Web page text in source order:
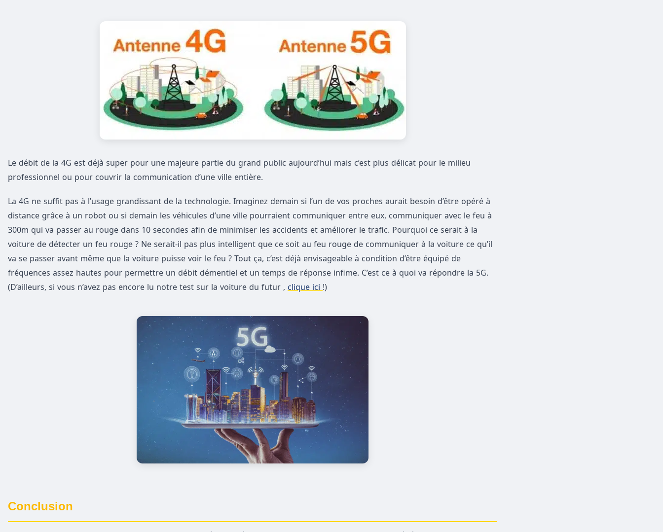
Le débit de la 4G est déjà super pour une majeure partie du grand public aujourd’hui mais c’est plus délicat pour le milieu
professionnel ou pour couvrir la communication d’une ville entière.
La 4G ne suffit pas à l’usage grandissant de la technologie. Imaginez demain si l’un de vos proches aurait besoin d’être opéré à
distance grâce à un robot ou si demain les véhicules d’une ville pourraient communiquer entre eux, communiquer avec le feu à
300m qui va passer au rouge dans 10 secondes afin de minimiser les accidents et améliorer le trafic. Pourquoi ce serait à la
voiture de détecter un feu rouge ? Ne serait-il pas plus intelligent que ce soit au feu rouge de communiquer à la voiture ce qu’il
va se passer avant même que la voiture puisse voir le feu ? Tout ça, c’est déjà envisageable à condition d’être équipé de
fréquences assez hautes pour permettre un débit démentiel et un temps de réponse infime. C’est ce à quoi va répondre la 5G.
(D’ailleurs, si vous n’avez pas encore lu notre test sur la voiture du futur , clique ici !)
Conclusion